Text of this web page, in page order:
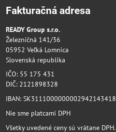
Fakturačná adresa
READY Group s.r.o.
Železničná 141/36
05952 Veľká Lomnica
Slovenská republika
IČO: 55 175 431
DIČ: 2121898328
IBAN: SK3111000000002942143418
Nie sme platcami DPH
Všetky uvedené ceny sú vrátane DPH.